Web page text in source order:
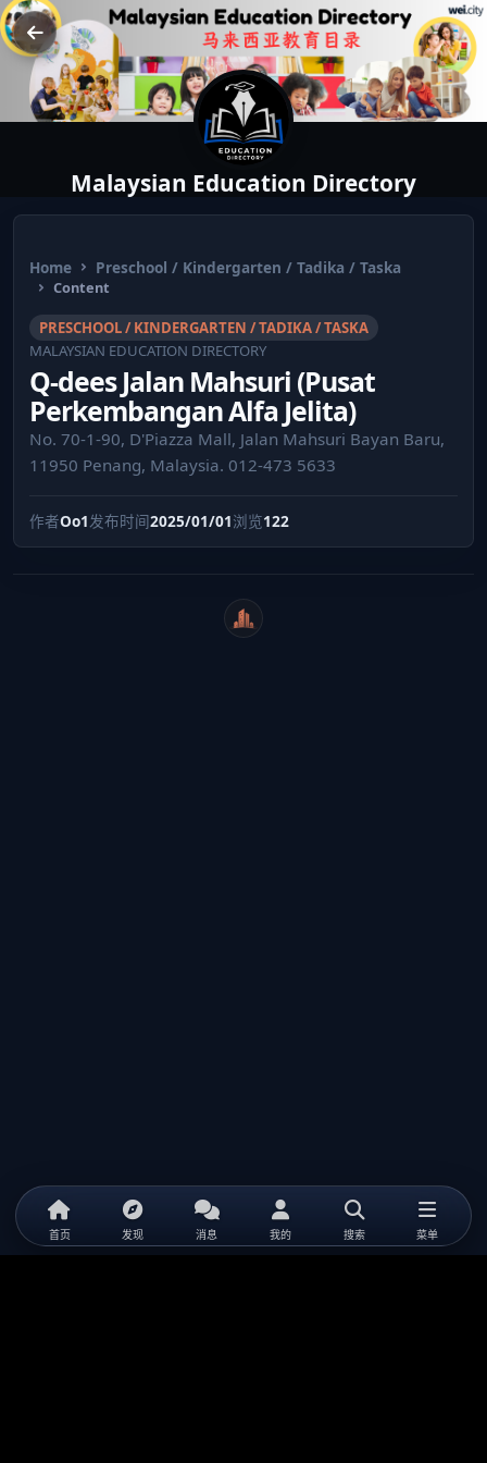
Malaysian Education Directory
Home Preschool / Kindergarten / Tadika / Taska
Content
PRESCHOOL / KINDERGARTEN / TADIKA / TASKA
MALAYSIAN EDUCATION DIRECTORY
Q-dees Jalan Mahsuri (Pusat
Perkembangan Alfa Jelita)
No. 70-1-90, D'Piazza Mall, Jalan Mahsuri Bayan Baru,
11950 Penang, Malaysia. 012-473 5633
作者Oo1发布时间2025/01/01浏览122
WeiCity
首页 发现 消息 我的 搜索 菜单